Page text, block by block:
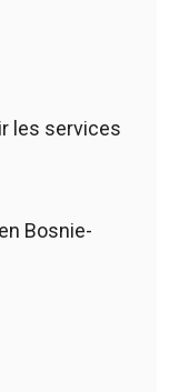
les services
Bosnie-